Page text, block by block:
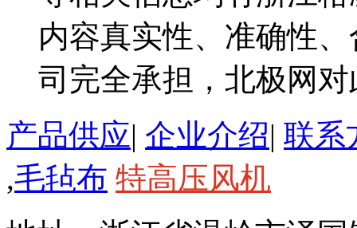
内容真实性、准确性
司完全承担，北极网
产品供应| 企业介绍| 联系
,毛毡布 特高压风机